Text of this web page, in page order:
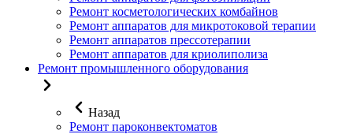
Ремонт косметологических комбайнов
Ремонт аппаратов для микротоковой терапии
Ремонт аппаратов прессотерапии
Ремонт аппаратов для криолиполиза
Ремонт промышленного оборудования
Назад
Ремонт пароконвектоматов